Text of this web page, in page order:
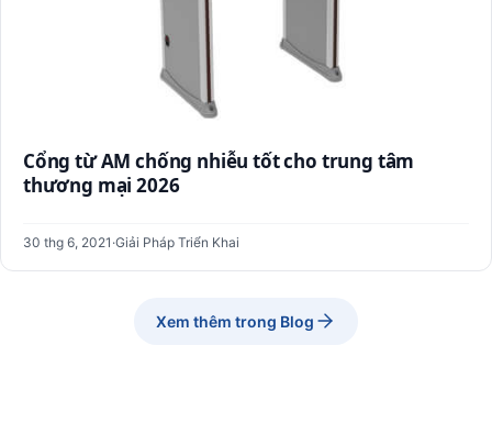
Cổng từ AM chống nhiễu tốt cho trung tâm
thương mại 2026
30 thg 6, 2021 ·Giải Pháp Triển Khai
Xem thêm trong Blog